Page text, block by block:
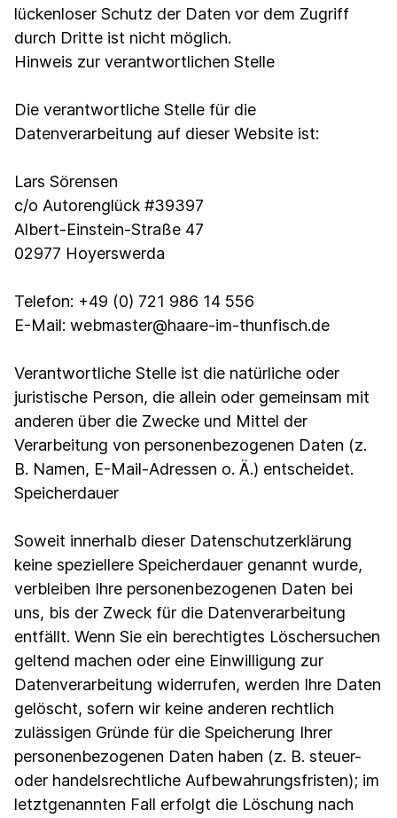
lückenloser Schutz der Daten vor dem Zugriff
durch Dritte ist nicht möglich.
Hinweis zur verantwortlichen Stelle
Die verantwortliche Stelle für die
Datenverarbeitung auf dieser Website ist:
Lars Sörensen
c/o Autorenglück #39397
Albert-Einstein-Straße 47
02977 Hoyerswerda
Telefon: +49 (0) 721 986 14 556
E-Mail: webmaster@haare-im-thunfisch.de
Verantwortliche Stelle ist die natürliche oder
juristische Person, die allein oder gemeinsam mit
anderen über die Zwecke und Mittel der
Verarbeitung von personenbezogenen Daten (z.
B. Namen, E-Mail-Adressen o. Ä.) entscheidet.
Speicherdauer
Soweit innerhalb dieser Datenschutzerklärung
keine speziellere Speicherdauer genannt wurde,
verbleiben Ihre personenbezogenen Daten bei
uns, bis der Zweck für die Datenverarbeitung
entfällt. Wenn Sie ein berechtigtes Löschersuchen
geltend machen oder eine Einwilligung zur
Datenverarbeitung widerrufen, werden Ihre Daten
gelöscht, sofern wir keine anderen rechtlich
zulässigen Gründe für die Speicherung Ihrer
personenbezogenen Daten haben (z. B. steuer-
oder handelsrechtliche Aufbewahrungsfristen); im
letztgenannten Fall erfolgt die Löschung nach